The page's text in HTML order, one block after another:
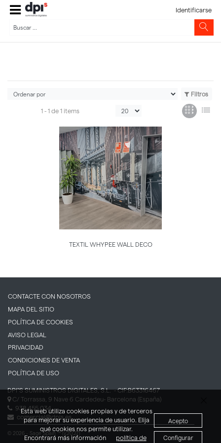
Identificarse
Filtros
1 - 1 de 1 items
TEXTIL WHYPEE WALL DECO
CONTACTE CON NOSOTROS
MAPA DEL SITIO
POLÍTICA DE COOKIES
AVISO LEGAL
PRIVACIDAD
CONDICIONES DE VENTA
POLÍTICA DE USO
DPI''S SUMINISTROS DIGITALES, S.L.- CIF:B63316467
C/ Torrassa, 9 Nave 6 Cardedeu- Barcelona (España)
938 455 034
comercial@dpis.es
© 2026 - Sage Spain ™ (v.20.27)
Esta web utiliza cookies propias y de terceros
para mejorar su experiencia de usuario. Elija
qué cookies nos permite utilizar.
Encontrará más información
política de
Acepto
Configurar